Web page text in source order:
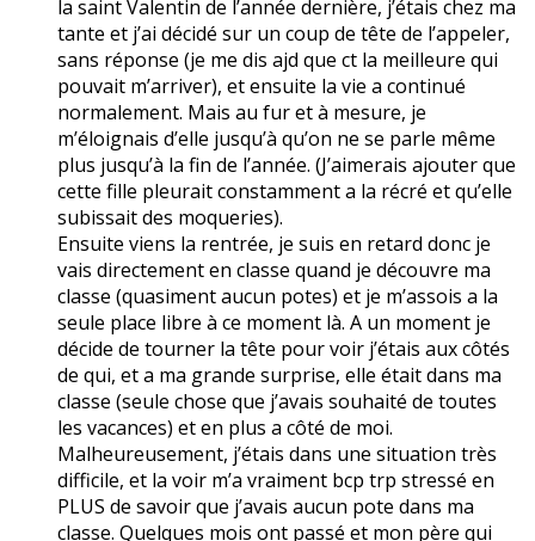
la saint Valentin de l’année dernière, j’étais chez ma
tante et j’ai décidé sur un coup de tête de l’appeler,
sans réponse (je me dis ajd que ct la meilleure qui
pouvait m’arriver), et ensuite la vie a continué
normalement. Mais au fur et à mesure, je
m’éloignais d’elle jusqu’à qu’on ne se parle même
plus jusqu’à la fin de l’année. (J’aimerais ajouter que
cette fille pleurait constamment a la récré et qu’elle
subissait des moqueries).
Ensuite viens la rentrée, je suis en retard donc je
vais directement en classe quand je découvre ma
classe (quasiment aucun potes) et je m’assois a la
seule place libre à ce moment là. A un moment je
décide de tourner la tête pour voir j’étais aux côtés
de qui, et a ma grande surprise, elle était dans ma
classe (seule chose que j’avais souhaité de toutes
les vacances) et en plus a côté de moi.
Malheureusement, j’étais dans une situation très
difficile, et la voir m’a vraiment bcp trp stressé en
PLUS de savoir que j’avais aucun pote dans ma
classe. Quelques mois ont passé et mon père qui